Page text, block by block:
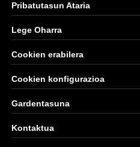
Pribatutasun Ataria
Lege Oharra
Cookien erabilera
Cookien konfigurazioa
Gardentasuna
Kontaktua